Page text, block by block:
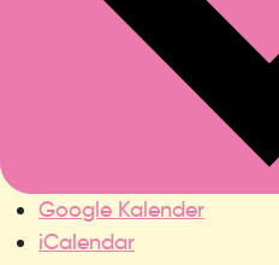
Google Kalender
iCalendar